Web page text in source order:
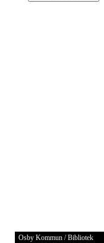
Osby Kommun / Bibliotek